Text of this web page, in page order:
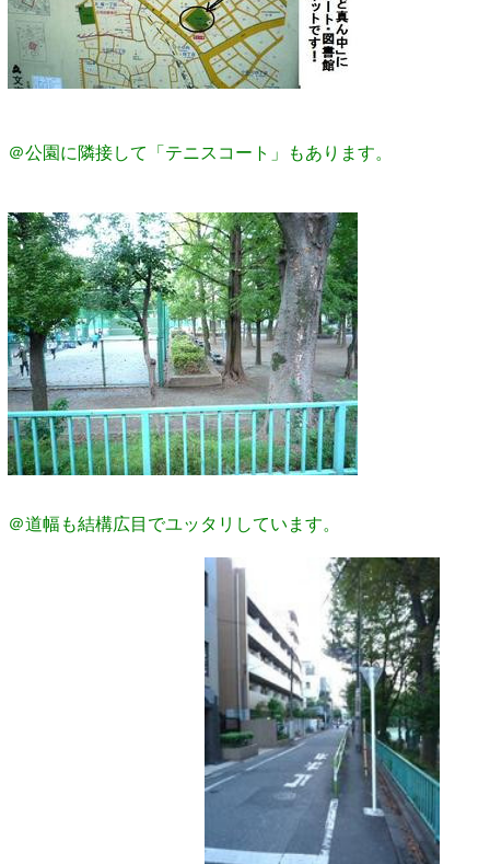
＠公園に隣接して「テニスコート」もあります。
＠道幅も結構広目でユッタリしています。